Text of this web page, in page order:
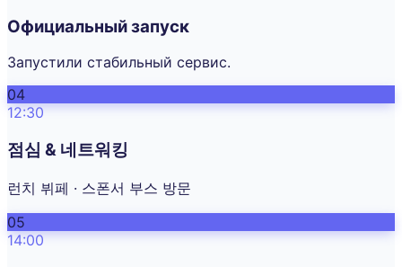
Официальный запуск
Запустили стабильный сервис.
04
12:30
점심 & 네트워킹
런치 뷔페 · 스폰서 부스 방문
05
14:00